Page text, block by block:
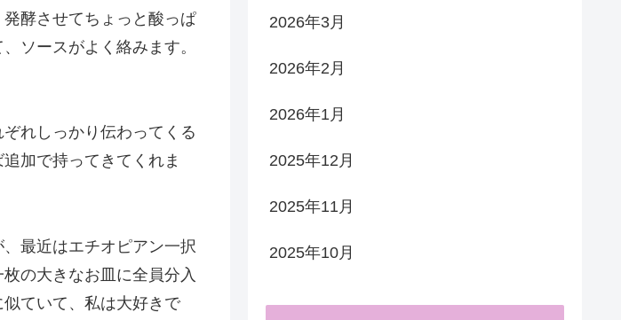
酵させてちょっと酸っぱ
ソースがよく絡みます。
れしっかり伝わってくる
加で持ってきてくれま
最近はエチオピアン一択
の大きなお皿に全員分入
ていて、私は大好きで
2026年3月
2026年2月
2026年1月
2025年12月
2025年11月
2025年10月